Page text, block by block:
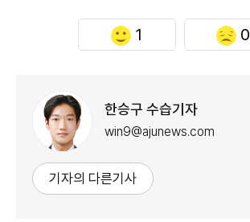
1 0
한승구 수습기자
win9@ajunews.com
기자의 다른기사